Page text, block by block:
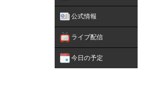
公式情報
ライブ配信
今日の予定